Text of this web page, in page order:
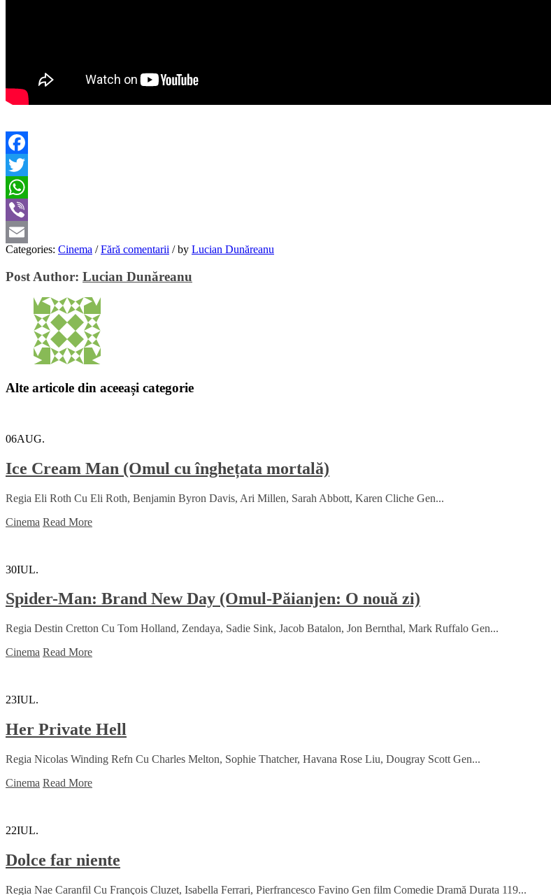
Facebook
Twitter
WhatsApp
Viber
Email
Categories: Cinema / Fără comentarii /by Lucian Dunăreanu
Post Author: Lucian Dunăreanu
Alte articole din aceeași categorie
06AUG.
Ice Cream Man (Omul cu înghețata mortală)
Regia Eli Roth Cu Eli Roth, Benjamin Byron Davis, Ari Millen, Sarah Abbott, Karen Cliche Gen...
Cinema Read More
30IUL.
Spider-Man: Brand New Day (Omul-Păianjen: O nouă zi)
Regia Destin Cretton Cu Tom Holland, Zendaya, Sadie Sink, Jacob Batalon, Jon Bernthal, Mark Ruffalo Gen...
Cinema Read More
23IUL.
Her Private Hell
Regia Nicolas Winding Refn Cu Charles Melton, Sophie Thatcher, Havana Rose Liu, Dougray Scott Gen...
Cinema Read More
22IUL.
Dolce far niente
Regia Nae Caranfil Cu François Cluzet, Isabella Ferrari, Pierfrancesco Favino Gen film Comedie Dramă Durata 119...